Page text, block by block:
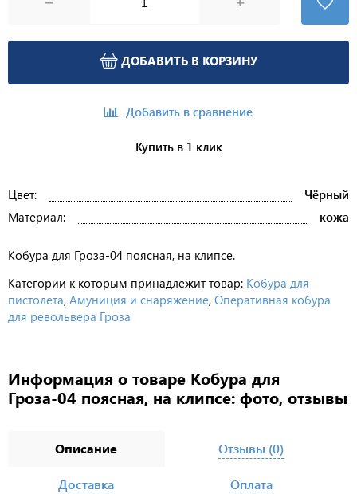
ДОБАВИТЬ В КОРЗИНУ
Добавить в сравнение
Купить в 1 клик
Цвет:
Чёрный
Материал:
кожа
Кобура для Гроза-04 поясная, на клипсе.
Категории к которым принадлежит товар: Кобура для
пистолета, Амуниция и снаряжение, Оперативная кобура
для револьвера Гроза
Информация о товаре Кобура для
Гроза-04 поясная, на клипсе: фото, отзывы
Описание Отзывы (0)
Доставка Оплата